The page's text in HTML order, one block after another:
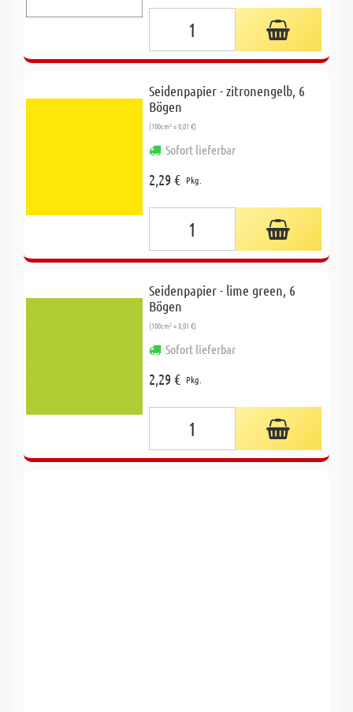
Seidenpapier - zitronengelb, 6
Bögen
(100cm² = 0,01 €)
Sofort lieferbar
2,29 € Pkg.
Seidenpapier - lime green, 6
Bögen
(100cm² = 0,01 €)
Sofort lieferbar
2,29 € Pkg.